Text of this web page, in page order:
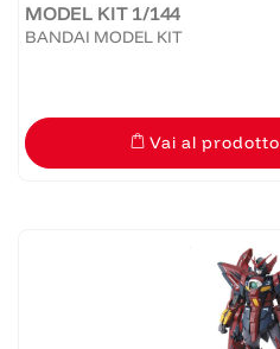
MODEL KIT 1/144
BANDAI MODEL KIT
Vai al prodotto